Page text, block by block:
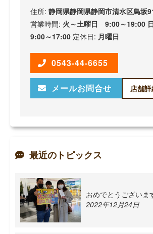
住所: 静岡県静岡県静岡市清水区鳥坂
営業時間: 火～土曜日 9:00～19:00
9:00～17:00 定休日: 月曜日
0543-44-6655
メールお問合せ 店舗
最近のトピックス
おめでとうございま
2022年12月24日